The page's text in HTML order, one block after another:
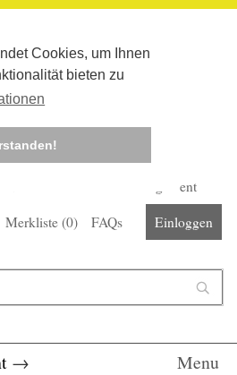
Cookies, um Ihnen
bieten zu
Corona-Management
Merkliste (0) FAQs Einloggen
→ Menu